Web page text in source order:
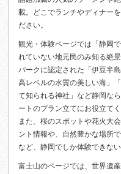
載。どこでランチやディナー
ださい。
観光・体験ページでは「静岡
れていない地元民のみ知る絶
パークに認定された「伊豆半
高レベルの水質の美しい海」
て知られる神社」など静岡な
ートのプラン立てにお役立てく
また、桜のスポットや花火大
ント情報や、自然豊かな場所
など、静岡でしか体験できな
富士山のページでは、世界遺